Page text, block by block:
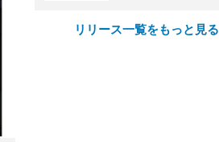
リリース一覧をもっと見る